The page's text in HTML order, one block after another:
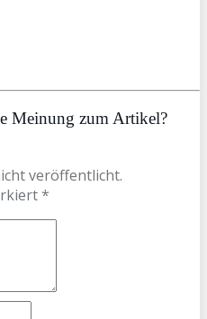
Meinung zum Artikel?
veröffentlicht.
*